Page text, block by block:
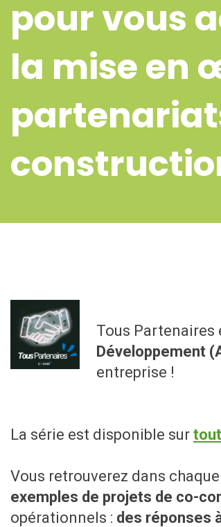
pour vous
la mise en
Tous Partenaires
Développement
entreprise !
La série est disponible sur
Vous retrouverez dans
exemples de projets de co-
opérationnels : des réponses